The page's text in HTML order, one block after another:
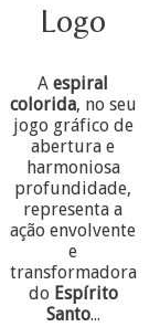
Logo
Aespiral
colorida, no seu
jogo gráfico de
abertura e
harmoniosa
profundidade,
representa a
ação envolvente
e
transformadora
do Espírito
Santo...